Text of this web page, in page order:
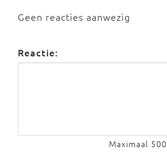
Geen reacties aanwezig
Reactie:
Maximaal